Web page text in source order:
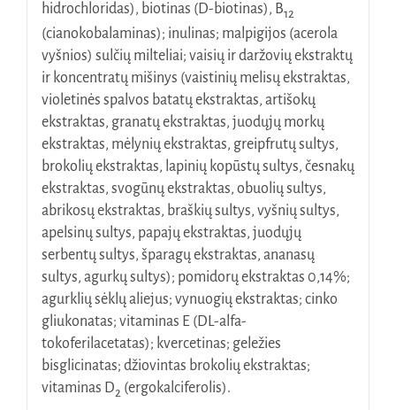
hidrochloridas), biotinas (D-biotinas), B12
(cianokobalaminas); inulinas; malpigijos (acerola
vyšnios) sulčių milteliai; vaisių ir daržovių ekstraktų
ir koncentratų mišinys (vaistinių melisų ekstraktas,
violetinės spalvos batatų ekstraktas, artišokų
ekstraktas, granatų ekstraktas, juodųjų morkų
ekstraktas, mėlynių ekstraktas, greipfrutų sultys,
brokolių ekstraktas, lapinių kopūstų sultys, česnakų
ekstraktas, svogūnų ekstraktas, obuolių sultys,
abrikosų ekstraktas, braškių sultys, vyšnių sultys,
apelsinų sultys, papajų ekstraktas, juodųjų
serbentų sultys, šparagų ekstraktas, ananasų
sultys, agurkų sultys); pomidorų ekstraktas 0,14%;
agurklių sėklų aliejus; vynuogių ekstraktas; cinko
gliukonatas; vitaminas E (DL-alfa-
tokoferilacetatas); kvercetinas; geležies
bisglicinatas; džiovintas brokolių ekstraktas;
vitaminas D2 (ergokalciferolis).